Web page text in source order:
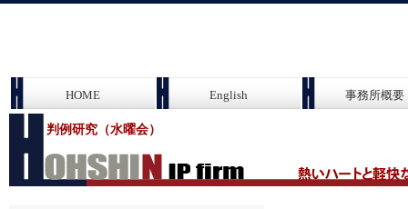
HOME English 事務所概要
判例研究（水曜会）